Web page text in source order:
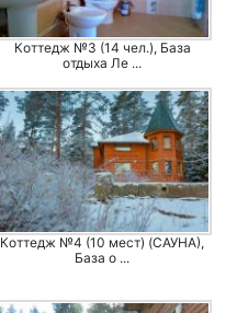
Коттедж №3 (14 чел.), База
отдыха Ле ...
Коттедж №4 (10 мест) (САУНА),
База о ...